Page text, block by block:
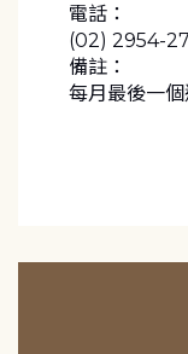
電話：
(02) 2954-
備註：
每月最後一